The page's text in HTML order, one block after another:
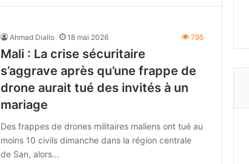
Ahmad Diallo 18 mai 2026 795
Mali : La crise sécuritaire
s’aggrave après qu’une frappe de
drone aurait tué des invités à un
mariage
Des frappes de drones militaires maliens ont tué au
moins 10 civils dimanche dans la région centrale
de San, alors…